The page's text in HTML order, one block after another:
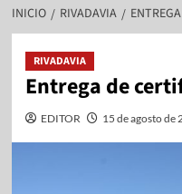
INICIO RIVADAVIA
RIVADAVIA
Entrega de
EDITOR 15 de agosto de